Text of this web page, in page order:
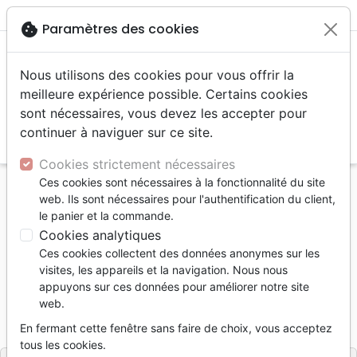
menu
Accueil Livres
Eglise
Servir à nos français - Le défi de l'église émergente
Servir à nos français - Le défi de
l'église émergente
David Brown
Référence
EditeurFarel
cookie Paramètres des cookies
Nous utilisons des cookies pour vous offrir la
meilleure expérience possible. Certains cookies
sont nécessaires, vous devez les accepter pour
continuer à naviguer sur ce site.
Cookies strictement nécessaires
Ces cookies sont nécessaires à la fonctionnalité du site
web. Ils sont nécessaires pour l'authentification du client,
le panier et la commande.
Cookies analytiques
Ces cookies collectent des données anonymes sur les
visites, les appareils et la navigation. Nous nous
appuyons sur ces données pour améliorer notre site
web.
En fermant cette fenêtre sans faire de choix, vous acceptez
tous les cookies.